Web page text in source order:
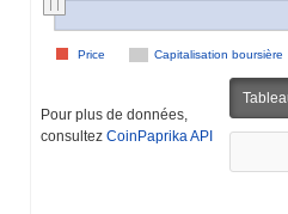
Capitalisation boursière
Price
Pour plus de données,
consultez CoinPaprika API